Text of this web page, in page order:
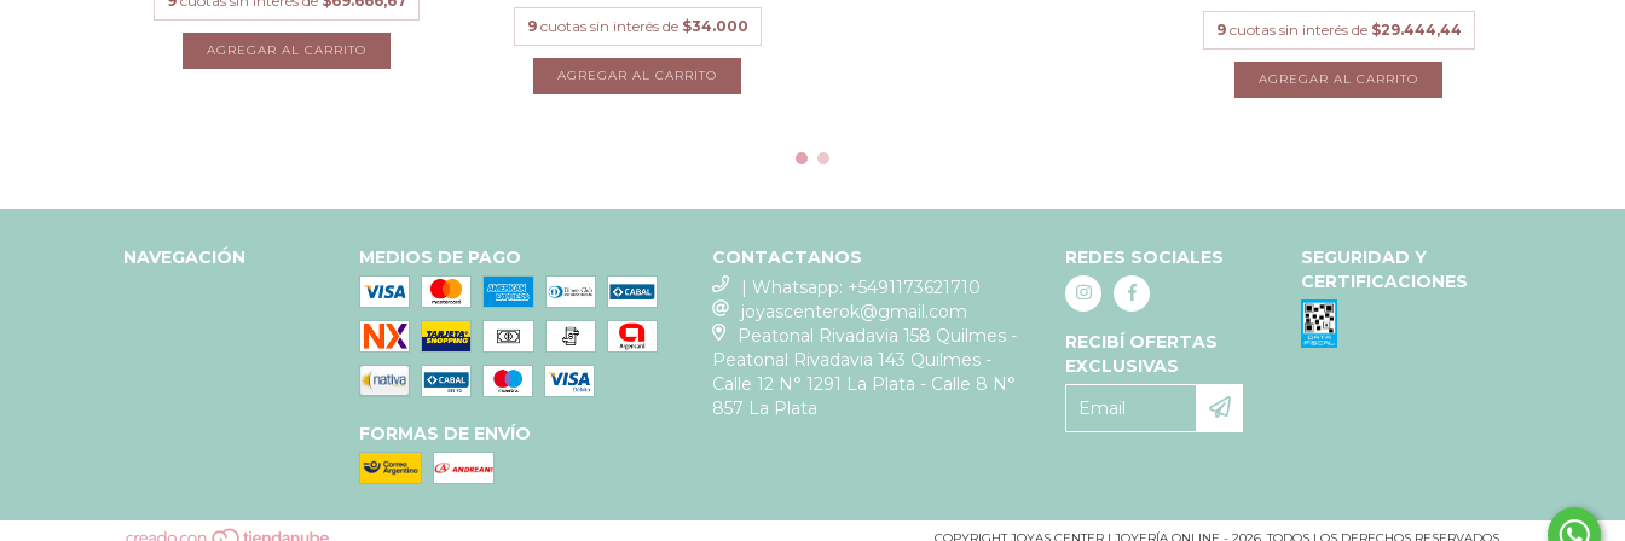
9 cuotas sin interés de $34.000 9 cuotas sin interés de $29.444,44
NAVEGACIÓN MEDIOS DE PAGO
FORMAS DE ENVÍO
CONTACTANOS
| Whatsapp: +5491173621710
joyascenterok@gmail.com
Peatonal Rivadavia 158 Quilmes -
Peatonal Rivadavia 143 Quilmes -
Calle 12 N° 1291 La Plata - Calle 8 N°
857 La Plata
REDES SOCIALES
RECIBÍ OFERTAS
EXCLUSIVAS
SEGURIDAD Y
CERTIFICACIONES
COPYRIGHT JOYAS CENTER | JOYERÍA ONLINE - 2026. TODOS LOS DERECHOS RESERVADOS.